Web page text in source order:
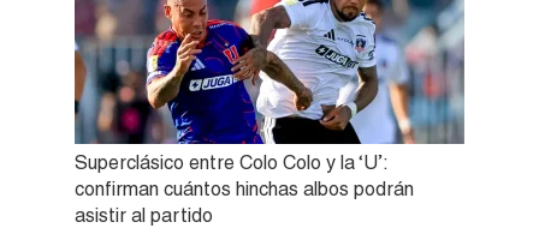
Superclásico entre Colo Colo y la ‘U’:
confirman cuántos hinchas albos podrán
asistir al partido